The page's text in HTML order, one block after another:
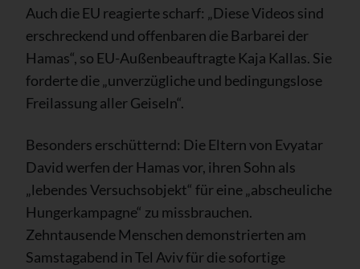
Auch die EU reagierte scharf: „Diese Videos sind
erschreckend und offenbaren die Barbarei der
Hamas“, so EU-Außenbeauftragte Kaja Kallas. Sie
forderte die „unverzügliche und bedingungslose
Freilassung aller Geiseln“.
Besonders erschütternd: Die Eltern von Evyatar
David werfen der Hamas vor, ihren Sohn als
„lebendes Versuchsobjekt“ für eine „abscheuliche
Hungerkampagne“ zu missbrauchen.
Zehntausende Menschen demonstrierten am
Samstagabend in Tel Aviv für die sofortige